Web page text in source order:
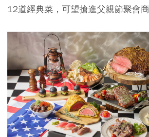
12道經典菜，可望搶進父親節聚會商